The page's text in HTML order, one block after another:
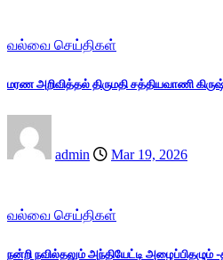
வல்வை செய்திகள்
மரண அறிவித்தல் திருமதி சத்தியவாணி
admin Mar 19, 2026
வல்வை செய்திகள்
நன்றி நவில்தலும் அந்தியேட்டி